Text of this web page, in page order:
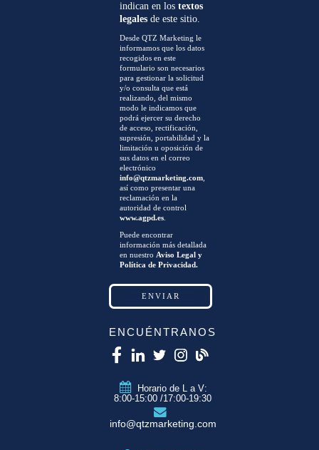
indican en lostextos
legales de este sitio.
Desde QTZ Marketing le
informamos que los datos
recogidos en este
formulario son necesarios
para gestionar la solicitud
y/o consulta que está
realizando, del mismo
modo le indicamos que
podrá ejercer su derecho
de acceso, rectificación,
supresión, portabilidad y la
limitación u oposición de
sus datos en el correo
electrónico
info@qtzmarketing.com,
así como presentar una
reclamación en la
autoridad de control
www.agpd.es.
Puede encontrar
información más detallada
en nuestroAviso Legal y
Política de Privacidad.
ENCUÉNTRANOS
Horario de L a V:
8:00-15:00 /17:00-19:30
info@qtzmarketing.com